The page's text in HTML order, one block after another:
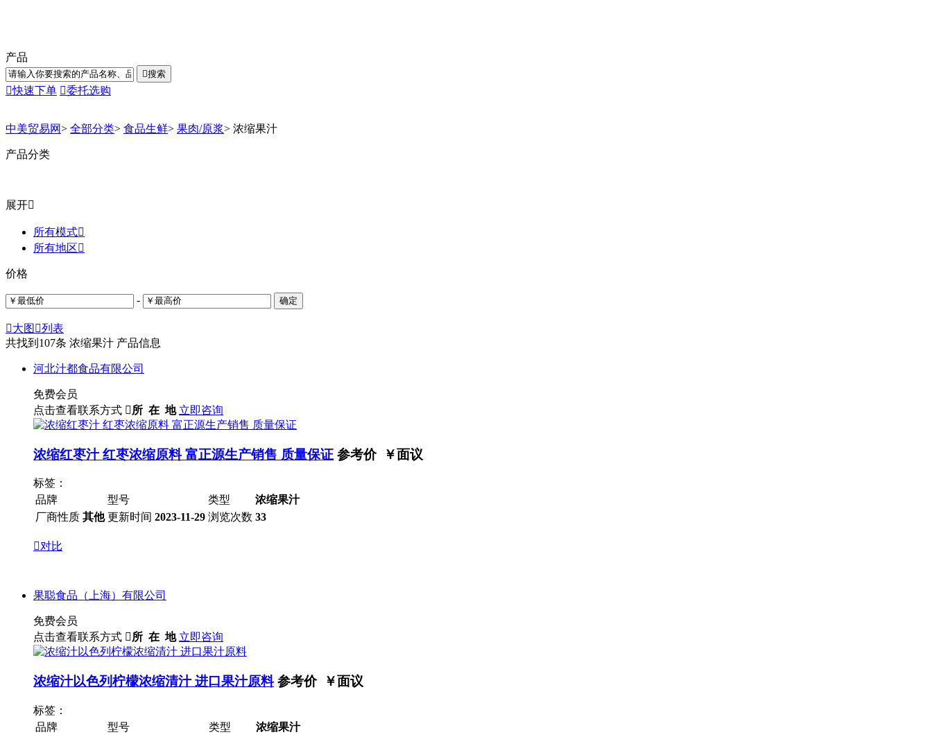
产品
搜索
快速下单 委托选购
中美贸易网> 全部分类> 食品生鲜> 果肉/原浆> 浓缩果汁
产品分类
展开
所有模式
所有地区
价格
- 确定
大图 列表
共找到 107条 浓缩果汁 产品信息
河北汁都食品有限公司
免费会员
点击查看联系方式 所 在 地 立即咨询
浓缩红枣汁 红枣浓缩原料 富正源生产销售 质量保证 参考价 ￥面议
标签：
品牌
型号 类型
浓缩果汁
厂商性质 其他 更新时间 2023-11-29 浏览次数 33
对比
果聪食品（上海）有限公司
免费会员
点击查看联系方式 所 在 地 立即咨询
浓缩汁以色列柠檬浓缩清汁 进口果汁原料 参考价 ￥面议
标签：
品牌
型号 类型
浓缩果汁